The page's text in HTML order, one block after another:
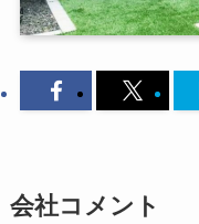
会社コメント